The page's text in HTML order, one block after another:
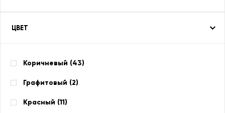
ЦВЕТ
Коричневый (43)
Графитовый (2)
Красный (11)